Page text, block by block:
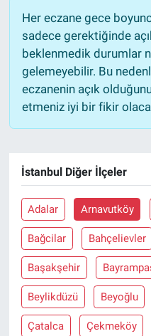
Her eczane gece
sadece gerektiğinde
beklenmedik durumlar
gelemeyebilir. Bu
eczanenin açık
etmeniz iyi bir fikir
İstanbul Diğer İlçeler
Adalar Arnavutköy
Bağcilar Bahçelievler
Başakşehir
Beylikdüzü Beyoğlu
Çatalca Çekmeköy